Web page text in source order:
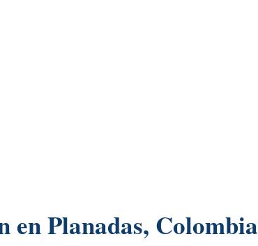
en Planadas, Colombia